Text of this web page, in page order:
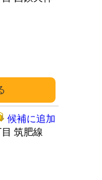
筑肥線
候補に追加